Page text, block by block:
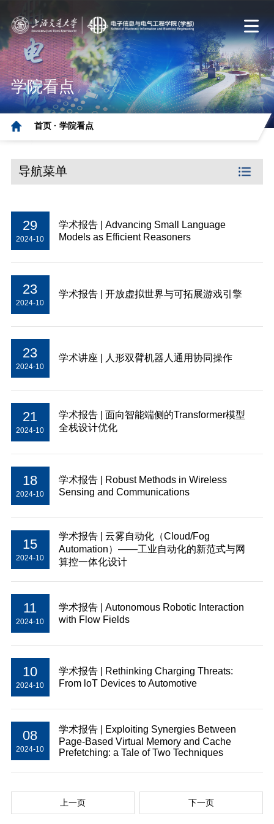
学院看点
首页 · 学院看点
导航菜单
29
2024-10
学术报告 | Advancing Small Language
Models as Efficient Reasoners
23
2024-10
学术报告 | 开放虚拟世界与可拓展游戏引擎
23
2024-10
学术讲座 | 人形双臂机器人通用协同操作
21
2024-10
学术报告 | ⾯向智能端侧的Transformer模型
全栈设计优化
18
2024-10
学术报告 | Robust Methods in Wireless
Sensing and Communications
15
2024-10
学术报告 | 云雾自动化（Cloud/Fog
Automation）——工业自动化的新范式与网
算控一体化设计
11
2024-10
学术报告 | Autonomous Robotic Interaction
with Flow Fields
10
2024-10
学术报告 | Rethinking Charging Threats:
From loT Devices to Automotive
08
2024-10
学术报告 | Exploiting Synergies Between
Page-Based Virtual Memory and Cache
Prefetching: a Tale of Two Techniques
上一页 下一页